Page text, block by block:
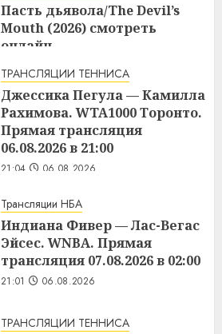
Пасть дьявола/The Devil’s
Mouth (2026) смотреть
онлайн
21:17 06.08.2026
ТРАНСЛЯЦИИ ТЕННИСА
Джессика Пегула — Камилла
Рахимова. WTA1000 Торонто.
Прямая трансляция
06.08.2026 в 21:00
21:04 06.08.2026
Трансляции НБА
Индиана Фивер — Лас-Вегас
Эйсес. WNBA. Прямая
трансляция 07.08.2026 в 02:00
21:01 06.08.2026
ТРАНСЛЯЦИИ ТЕННИСА